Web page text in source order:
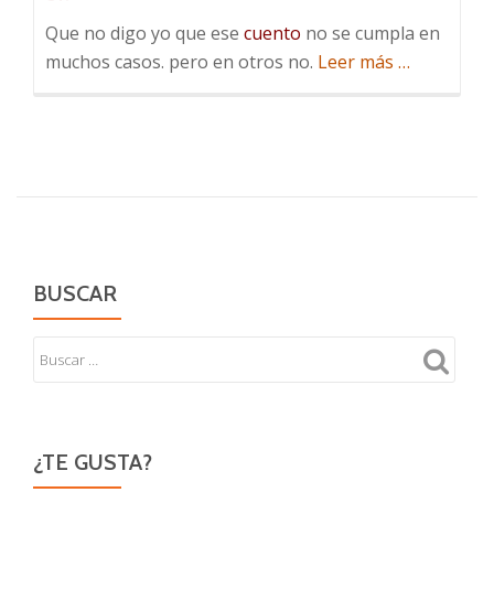
Que no digo yo que ese cuento no se cumpla en
muchos casos. pero en otros no. Leer más acerca
…
BUSCAR
¿TE GUSTA?